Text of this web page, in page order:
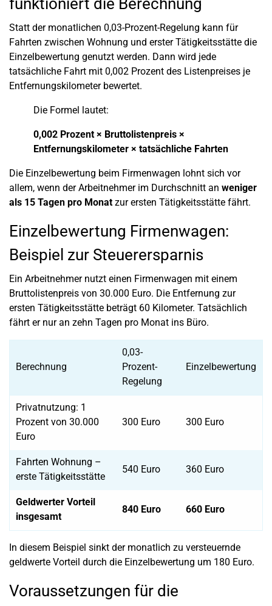
funktioniert die Berechnung
Statt der monatlichen 0,03-Prozent-Regelung kann für
Fahrten zwischen Wohnung und erster Tätigkeitsstätte die
Einzelbewertung genutzt werden. Dann wird jede
tatsächliche Fahrt mit 0,002 Prozent des Listenpreises je
Entfernungskilometer bewertet.
Die Formel lautet:
0,002 Prozent × Bruttolistenpreis ×
Entfernungskilometer × tatsächliche Fahrten
Die Einzelbewertung beim Firmenwagen lohnt sich vor
allem, wenn der Arbeitnehmer im Durchschnitt an weniger
als 15 Tagen pro Monatzur ersten Tätigkeitsstätte fährt.
Einzelbewertung Firmenwagen:
Beispiel zur Steuerersparnis
Ein Arbeitnehmer nutzt einen Firmenwagen mit einem
Bruttolistenpreis von 30.000 Euro. Die Entfernung zur
ersten Tätigkeitsstätte beträgt 60 Kilometer. Tatsächlich
fährt er nur an zehn Tagen pro Monat ins Büro.
Berechnung
0,03-
Prozent-
Regelung
Einzelbewertung
Privatnutzung: 1
Prozent von 30.000
Euro
300 Euro 300 Euro
Fahrten Wohnung –
erste Tätigkeitsstätte
540 Euro 360 Euro
Geldwerter Vorteil
insgesamt
840 Euro 660 Euro
In diesem Beispiel sinkt der monatlich zu versteuernde
geldwerte Vorteil durch die Einzelbewertung um 180 Euro.
Voraussetzungen für die